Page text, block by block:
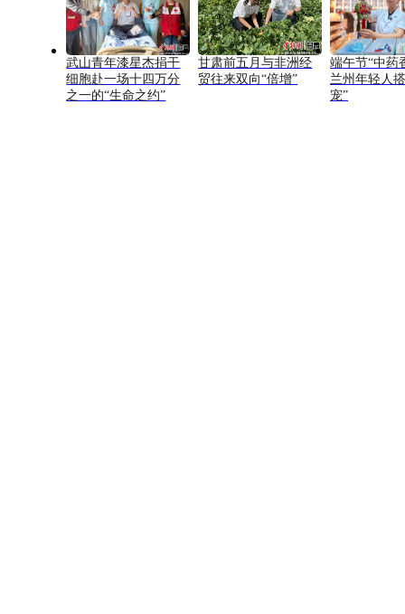
武山青年漆星杰捐干
细胞赴一场十四万分
之一的“生命之约”
甘肃前五月与非洲经
贸往来双向“倍增”
端午节“中药
兰州年轻人
宠”